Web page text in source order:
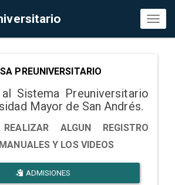
PREUNIVERSITARIO
Sistema Preuniversitario
Mayor de San Andrés.
ALGUN REGISTRO
Y LOS VIDEOS
ADMISIONES